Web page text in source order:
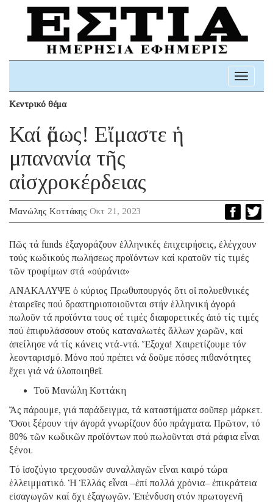
Toggle
Κεντρικό θέμα
Καί ὅμως! Εἴμαστε ἡ
μπανανία τῆς
αἰσχροκέρδειας
Μανώλης Κοττάκης Οκτ 21, 2023
Πῶς τά funds ἐξαγοράζουν ἑλληνικές ἐπιχειρήσεις, ἐλέγχουν
τούς κωδικούς πωλήσεως προϊόντων καί κρατοῦν τίς τιμές
τῶν τροφίμων στά «οὐράνια»
ΑΝΑΚΑΛΥΨΕ ὁ κύριος Πρωθυπουργός ὅτι οἱ πολυεθνικές
ἑταιρεῖες πού δραστηριοποιοῦνται στήν ἑλληνική ἀγορά
πωλοῦν τά προϊόντα τους σέ τιμές διαφορετικές ἀπό τίς τιμές
πού ἐπιφυλάσσουν στούς καταναλωτές ἄλλων χωρῶν, καί
ἀπείλησε νά τίς κάνεις ντά-ντά. Ἔξοχα! Χαιρετίζουμε τόν
λεονταρισμό. Μόνο πού πρέπει νά δοῦμε πόσες πιθανότητες
ἔχει γιά νά ὑλοποιηθεῖ.
Τοῦ Μανώλη Κοττάκη
Ἄς πάρουμε, γιά παράδειγμα, τά καταστήματα σοῦπερ μάρκετ.
Ὅσοι ξέρουν τήν ἀγορά γνωρίζουν δύο πράγματα. Πρῶτον, τό
80% τῶν κωδικῶν προϊόντων πού πωλοῦνται στά ράφια εἶναι
ξένοι.
Τό ἰσοζύγιο τρεχουσῶν συναλλαγῶν εἶναι καιρό τώρα
ἐλλειμματικό. Ἡ Ἑλλάς εἶναι –ἐπί πολλά χρόνια– ἐπικράτεια
εἰσαγωγῶν καί ὄχι ἐξαγωγῶν. Ἐπένδυση στόν πρωτογενῆ